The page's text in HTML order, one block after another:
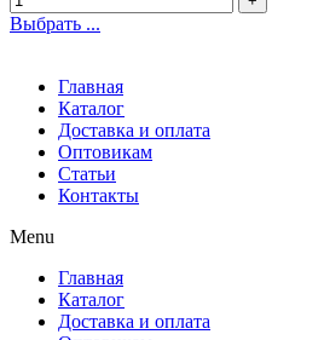
Выбрать ...
Главная
Каталог
Доставка и оплата
Оптовикам
Статьи
Контакты
Menu
Главная
Каталог
Доставка и оплата